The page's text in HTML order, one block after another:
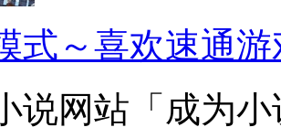
式～喜欢速通
说网站「成为